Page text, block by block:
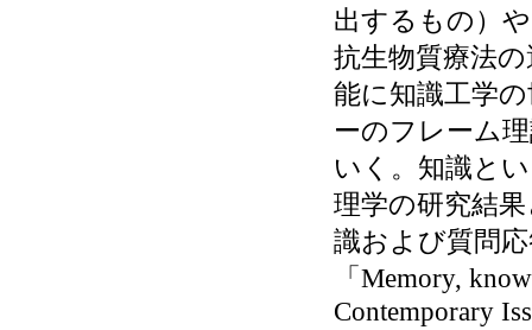
出するもの）
抗生物質療法
能に知識工学
ーのフレーム
いく。知識と
理学の研究結
識および質問
「Memory,
Contemporary